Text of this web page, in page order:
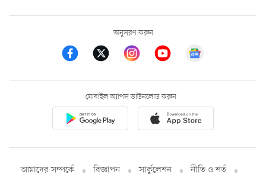
অনুসরণ করুন
মোবাইল অ্যাপস ডাউনলোড করুন
আমাদের সম্পর্কে বিজ্ঞাপন সার্কুলেশন নীতি ও শর্ত